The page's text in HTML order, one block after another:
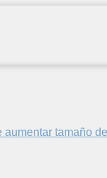
aumentar tamaño